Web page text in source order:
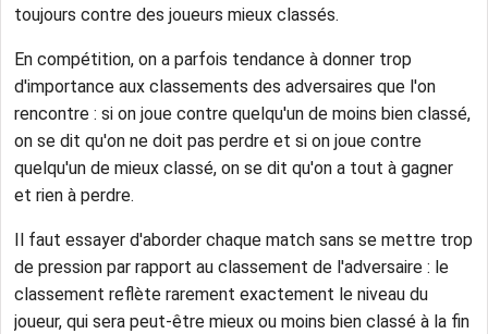
toujours contre des joueurs mieux classés.
En compétition, on a parfois tendance à donner trop
d'importance aux classements des adversaires que l'on
rencontre : si on joue contre quelqu'un de moins bien classé,
on se dit qu'on ne doit pas perdre et si on joue contre
quelqu'un de mieux classé, on se dit qu'on a tout à gagner
et rien à perdre.
Il faut essayer d'aborder chaque match sans se mettre trop
de pression par rapport au classement de l'adversaire : le
classement reflète rarement exactement le niveau du
joueur, qui sera peut-être mieux ou moins bien classé à la fin